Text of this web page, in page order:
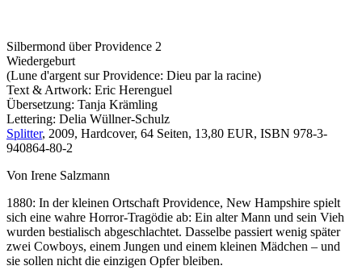
Silbermond über Providence 2
Wiedergeburt
(Lune d'argent sur Providence: Dieu par la racine)
Text & Artwork: Eric Herenguel
Übersetzung: Tanja Krämling
Lettering: Delia Wüllner-Schulz
Splitter, 2009, Hardcover, 64 Seiten, 13,80 EUR, ISBN 978-3-
940864-80-2
Von Irene Salzmann
1880: In der kleinen Ortschaft Providence, New Hampshire spielt
sich eine wahre Horror-Tragödie ab: Ein alter Mann und sein Vieh
wurden bestialisch abgeschlachtet. Dasselbe passiert wenig später
zwei Cowboys, einem Jungen und einem kleinen Mädchen – und
sie sollen nicht die einzigen Opfer bleiben.